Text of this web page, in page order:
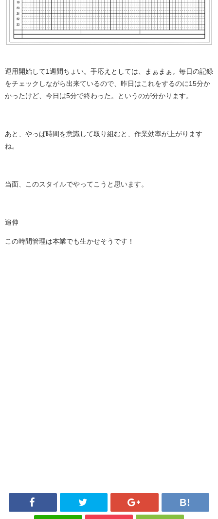
運用開始して1週間ちょい。手応えとしては、まぁまぁ。毎日の記録
をチェックしながら出来ているので、昨日はこれをするのに15分か
かったけど、今日は5分で終わった。というのが分かります。
あと、やっぱ時間を意識して取り組むと、作業効率が上がります
ね。
当面、このスタイルでやってこうと思います。
追伸
この時間管理は本業でも生かせそうです！